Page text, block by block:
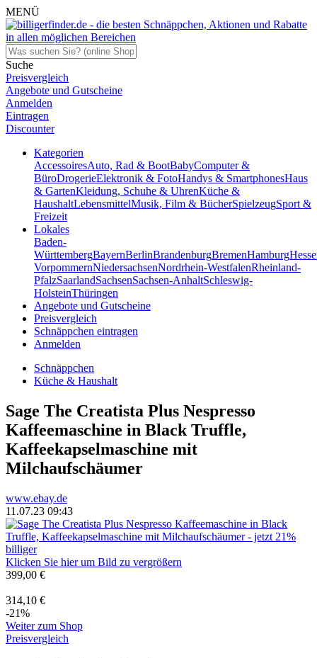
MENÜ
Suche
Preisvergleich
Angebote und Gutscheine
Anmelden
Eintragen
Discounter
Kategorien
AccessoiresAuto, Rad & BootBabyComputer &
BüroDrogerieElektronik & FotoHandys & SmartphonesHaus
& GartenKleidung, Schuhe & UhrenKüche &
HaushaltLebensmittelMusik, Film & BücherSpielzeugSport &
Freizeit
Lokales
Baden-
WürttembergBayernBerlinBrandenburgBremenHamburg
VorpommernNiedersachsenNordrhein-WestfalenRheinland-
PfalzSaarlandSachsenSachsen-AnhaltSchleswig-
HolsteinThüringen
Angebote und Gutscheine
Preisvergleich
Schnäppchen eintragen
Anmelden
Schnäppchen
Küche & Haushalt
Sage The Creatista Plus Nespresso
Kaffeemaschine in Black Truffle,
Kaffeekapselmaschine mit
Milchaufschäumer
www.ebay.de
11.07.23 09:43
Klicken Sie hier um Bild zu vergrößern
399,00 €
314,10 €
-21%
Weiter zum Shop
Preisvergleich